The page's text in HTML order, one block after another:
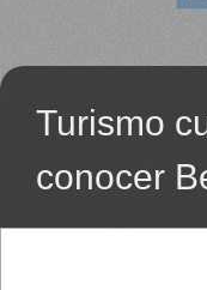
Turismo
conocer